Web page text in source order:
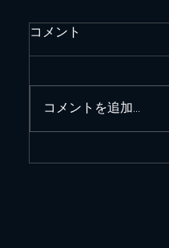
緊急事態宣言解
コメント
コメントを追加…